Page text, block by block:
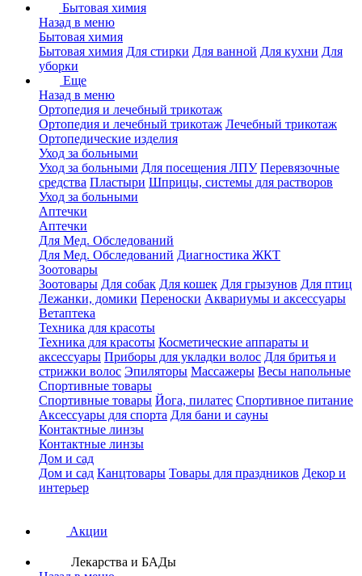
Бытовая химия
Назад в меню
Бытовая химия
Бытовая химия Для стирки Для ванной Для кухни Для
уборки
Еще
Назад в меню
Ортопедия и лечебный трикотаж
Ортопедия и лечебный трикотаж Лечебный трикотаж
Ортопедические изделия
Уход за больными
Уход за больными Для посещения ЛПУ Перевязочные
средства Пластыри Шприцы, системы для растворов
Уход за больными
Аптечки
Аптечки
Для Мед. Обследований
Для Мед. Обследований Диагностика ЖКТ
Зоотовары
Зоотовары Для собак Для кошек Для грызунов Для птиц
Лежанки, домики Переноски Аквариумы и аксессуары
Ветаптека
Техника для красоты
Техника для красоты Косметические аппараты и
аксессуары Приборы для укладки волос Для бритья и
стрижки волос Эпиляторы Массажеры Весы напольные
Спортивные товары
Спортивные товары Йога, пилатес Спортивное питание
Аксессуары для спорта Для бани и сауны
Контактные линзы
Контактные линзы
Дом и сад
Дом и сад Канцтовары Товары для праздников Декор и
интерьер
Акции
Лекарства и БАДы